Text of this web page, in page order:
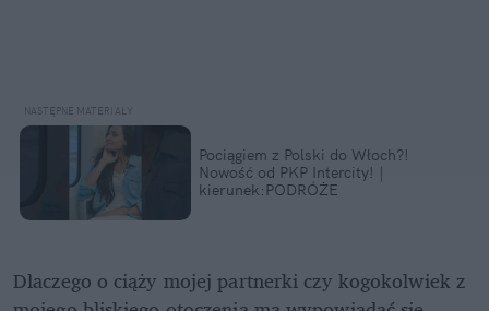
Pociągiem z Polski do Włoch?!
Nowość od PKP Intercity! |
kierunek:PODRÓŻE
Dlaczego o ciąży mojej partnerki czy kogokolwiek z